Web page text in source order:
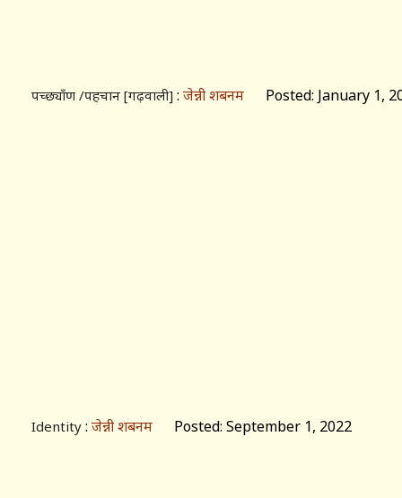
पच्छ्याँण /पहचान [गढ़वाली] : जेन्नी शबनम Posted: January 1,
Identity : जेन्नी शबनम Posted: September 1, 2022